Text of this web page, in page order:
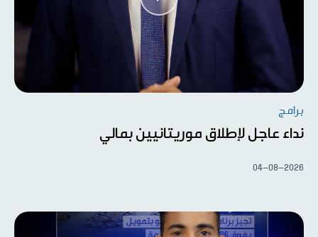
برامج
نداء عاجل لإطلاق موريتانيين بمالي
04-08-2026